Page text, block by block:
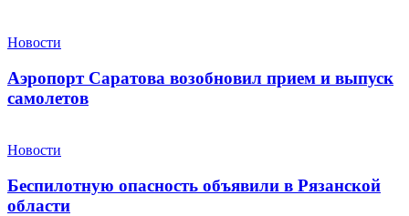
Новости
Аэропорт Саратова возобновил прием и выпуск
самолетов
Новости
Беспилотную опасность объявили в Рязанской
области